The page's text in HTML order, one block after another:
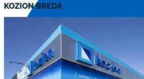
KOZION BREDA